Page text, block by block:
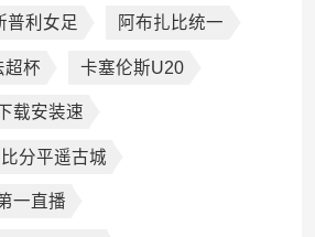
普利女足 阿布扎比统一
超杯 卡塞伦斯U20
载安装速
分平遥古城
一直播